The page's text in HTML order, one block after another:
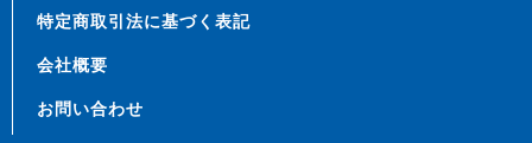
特定商取引法に基づく表記
会社概要
お問い合わせ